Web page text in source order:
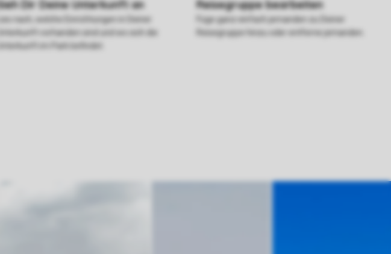
Lies nach, welche Einrichtungen in Deiner
Unterkunft vorhanden sind und wo sich die
Unterkunft im Park befindet.
Füge ganz einfach jemanden zu Deiner
Reisegruppe hinzu oder entferne jemanden.